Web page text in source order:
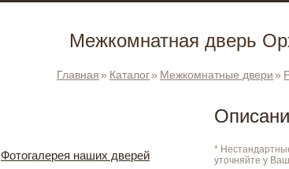
Межкомнатная дверь
Главная Каталог Межкомнатные двери
Фотогалерея наших дверей
*
уточняйте у